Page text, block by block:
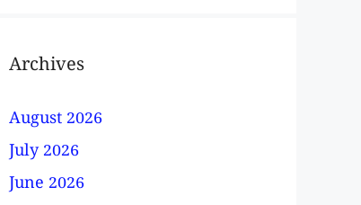
Archives
August 2026
July 2026
June 2026